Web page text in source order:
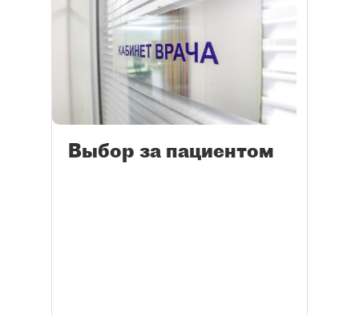
Выбор за пациентом